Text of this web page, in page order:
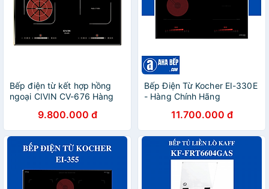
Bếp điện từ kết hợp hồng
ngoại CIVIN CV-676 Hàng
9.800.000 đ
Bếp Điện Từ Kocher EI-330E
- Hàng Chính Hãng
11.700.000 đ